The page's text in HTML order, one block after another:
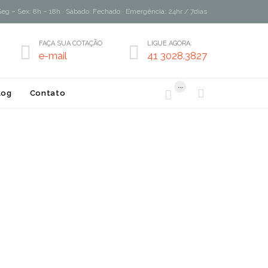
– Sex: 8h – 18h · Sábado: Fechado · Emergência: 24hr / 7dias
 FAÇA SUA COTAÇÃO
e-mail  LIGUE AGORA:
41 3028.3827
Contato 
...
